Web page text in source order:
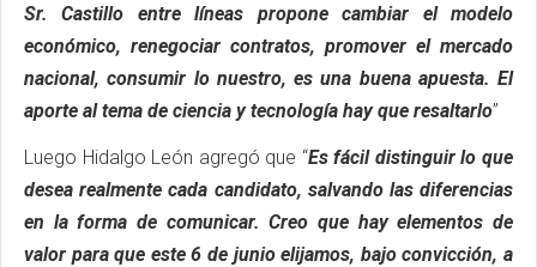
Sr. Castillo entre líneas propone cambiar el modelo
económico, renegociar contratos, promover el mercado
nacional, consumir lo nuestro, es una buena apuesta. El
aporte al tema de ciencia y tecnología hay que resaltarlo”
Luego Hidalgo León agregó que “Es fácil distinguir lo que
desea realmente cada candidato, salvando las diferencias
en la forma de comunicar. Creo que hay elementos de
valor para que este 6 de junio elijamos, bajo convicción, a